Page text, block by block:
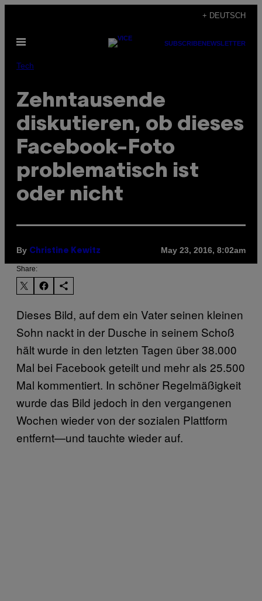
content
+ DEUTSCH
Open
SUBSCRIBENEWSLETTER
Tech
Zehntausende
diskutieren, ob dieses
Facebook-Foto
problematisch ist
oder nicht
By Christine Kewitz May 23, 2016, 8:02am
Share:
Dieses Bild, auf dem ein Vater seinen kleinen
Sohn nackt in der Dusche in seinem Schoß
hält wurde in den letzten Tagen über 38.000
Mal bei Facebook geteilt und mehr als 25.500
Mal kommentiert. In schöner Regelmäßigkeit
wurde das Bild jedoch in den vergangenen
Wochen wieder von der sozialen Plattform
entfernt—und tauchte wieder auf.